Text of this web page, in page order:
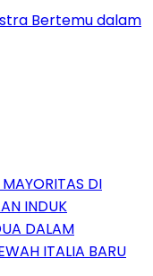
Bertemu dalam
DI
INDUK
DALAM
ITALIA BARU